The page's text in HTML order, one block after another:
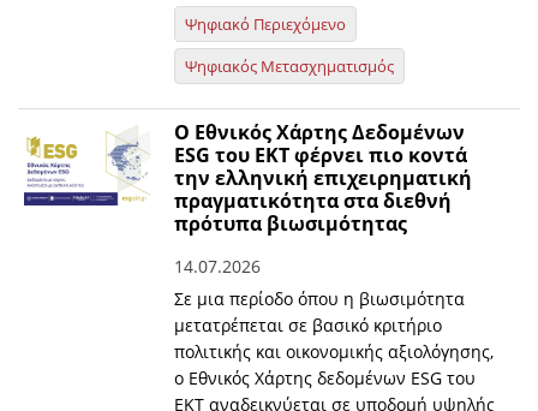
Ψηφιακό Περιεχόμενο
Ψηφιακός Μετασχηματισμός
O Εθνικός Χάρτης Δεδομένων
ESG του ΕΚΤ φέρνει πιο κοντά
την ελληνική επιχειρηματική
πραγματικότητα στα διεθνή
πρότυπα βιωσιμότητας
14.07.2026
Σε μια περίοδο όπου η βιωσιμότητα
μετατρέπεται σε βασικό κριτήριο
πολιτικής και οικονομικής αξιολόγησης,
ο Εθνικός Χάρτης δεδομένων ESG του
ΕΚΤ αναδεικνύεται σε υποδομή υψηλής